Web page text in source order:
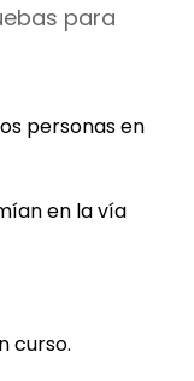
para
personas en
en la vía
curso.